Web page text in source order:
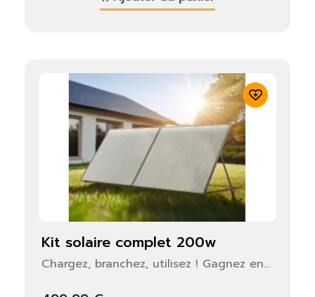
kit solaire complet 200w
Chargez, branchez, utilisez ! Gagnez en...